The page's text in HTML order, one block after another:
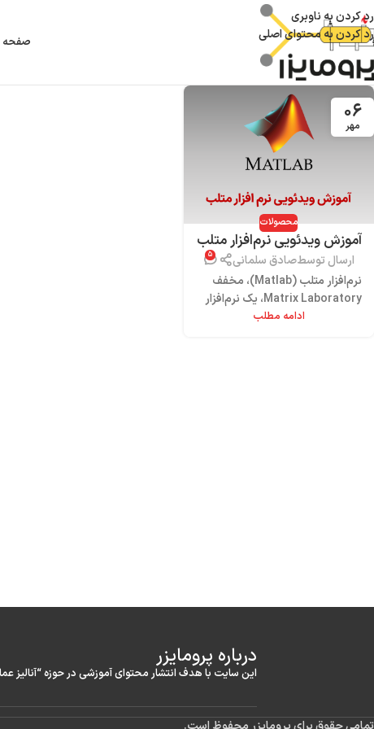
رد کردن به ناوبری
رد کردن به محتوای اصلی
صفحه
۰۶
مهر
محصولات
آموزش ویدئویی نرم‌افزار متلب
ویژه مهندسان نفت و شیمی
ارسال توسطصادق سلمانی ۵
نرم‌افزار متلب (Matlab)، مخفف
Matrix Laboratory، یک نرم‌افزار
کامپیوتری تازه بهینه شده برای انجام
ادامه مطلب
درباره‌ پرومایزر
این سایت با هدف انتشار محتوای آموزشی در حوزه “آنالیز